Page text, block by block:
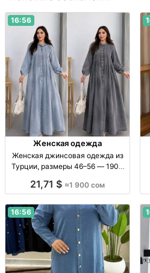
16:56
Женская одежда
Женская джинсовая одежда из
Турции, размеры 46–56 — 1900
Турция, р-р 46–56, 1900 сом
21,71 $ ≈1 900 сом
16:56